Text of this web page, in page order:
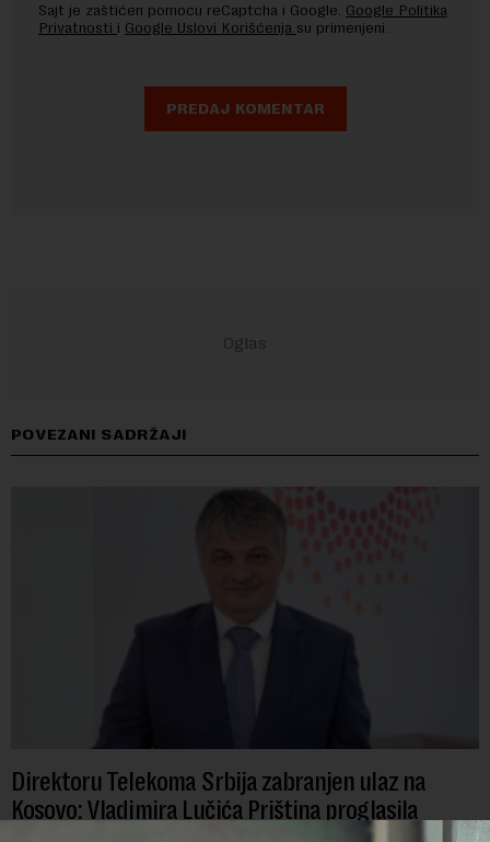
Sajt je zaštićen pomocu reCaptcha i Google. Google Politika
Privatnosti i Google Uslovi Korišćenja su primenjeni.
POVEZANI SADRŽAJI
Direktoru Telekoma Srbija zabranjen ulaz na
Kosovo: Vladimira Lučića Priština proglasila